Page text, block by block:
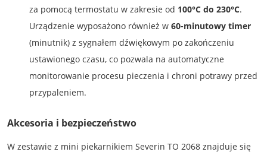
za pomocą termostatu w zakresie od 100°C do 230°C.
Urządzenie wyposażono również w 60-minutowy timer
(minutnik) z sygnałem dźwiękowym po zakończeniu
ustawionego czasu, co pozwala na automatyczne
monitorowanie procesu pieczenia i chroni potrawy przed
przypaleniem.
Akcesoria i bezpieczeństwo
W zestawie z mini piekarnikiem Severin TO 2068 znajduje się